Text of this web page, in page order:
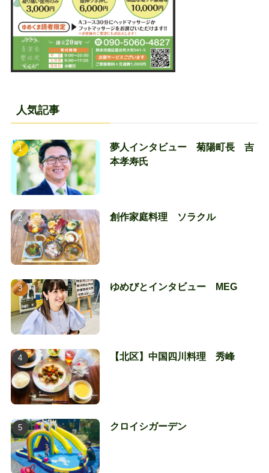
人気記事
夢人インタビュー 菊陽町長 吉
本孝寿氏
創作家庭料理 ソラクル
ゆめびとインタビュー MEG
【北区】中国四川料理 秀峰
クロイシガーデン